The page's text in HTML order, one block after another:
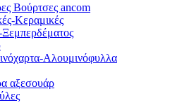
Βούρτσες ancom
Κεραμικές
Αλουμινόφυλλα
αξεσουάρ